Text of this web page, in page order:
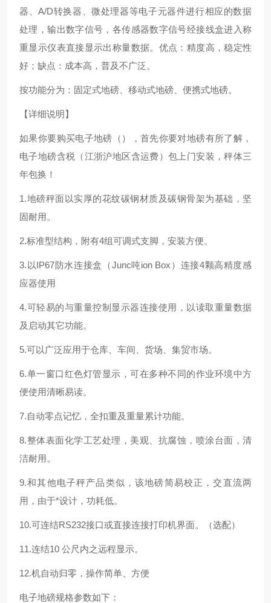
器、A/D转换器、微处理器等电子元器件进行相应的数据
处理，输出数字信号，各传感器数字信号经接线盒进入称
重显示仪表直接显示出称量数据。优点：精度高，稳定性
好；缺点：成本高，普及不广泛。
按功能分为：固定式地磅、移动式地磅、便携式地磅。
【详细说明】
如果你要购买电子地磅（），首先你要对地磅有所了解，
电子地磅含税（江浙沪地区含运费）包上门安装，秤体三
年包换！
1.地磅秤面以实厚的花纹碳钢材质及碳钢骨架为基础，坚
固耐用。
2.标准型结构，附有4组可调式支脚，安装方便。
3.以IP67防水连接盒（Junc吨ion Box）连接4颗高精度感
应器使用
4.可轻易的与重量控制显示器连接使用，以读取重量数据
及启动其它功能。
5.可以广泛应用于仓库、车间、货场、集贸市场。
6.单一窗口红色灯管显示，可在多种不同的作业环境中方
便使用清晰易读。
7.自动零点记忆，全扣重及重量累计功能。
8.整体表面化学工艺处理，美观、抗腐蚀，喷涂台面，清
洁耐用。
9.和其他电子秤产品类似，该地磅简易校正，交直流两
用，由于*设计，功耗低。
10.可连结RS232接口或直接连接打印机界面。（选配）
11.连结10 公尺内之远程显示。
12.机自动归零，操作简单、方便
电子地磅规格参数如下：